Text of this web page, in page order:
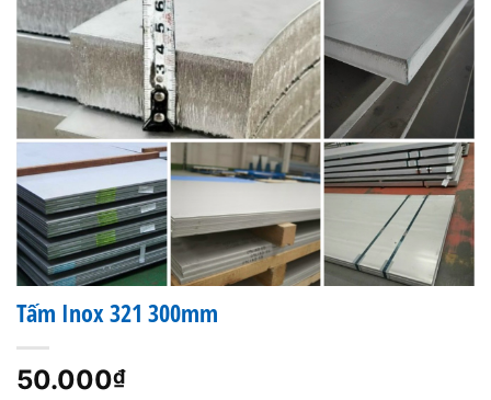
Tấm Inox 321 300mm
50.000₫